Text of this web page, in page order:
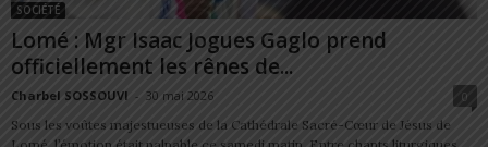
SOCIÉTÉ
Lomé : Mgr Isaac Jogues Gaglo prend
officiellement les rênes de...
Charbel SOSSOUVI - 30 mai 2026
0
Sous les voûtes majestueuses de la Cathédrale Sacré-Cœur de Jésus de